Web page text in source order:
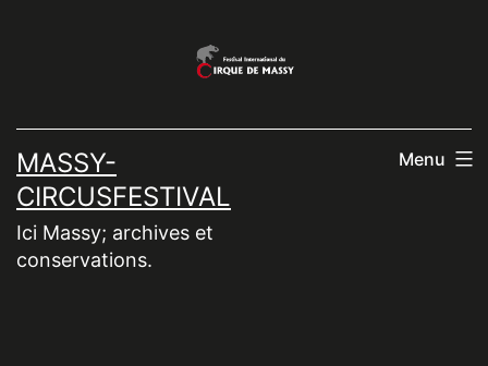
MASSY-
CIRCUSFESTIVAL
Ici Massy; archives et
conservations.
Menu